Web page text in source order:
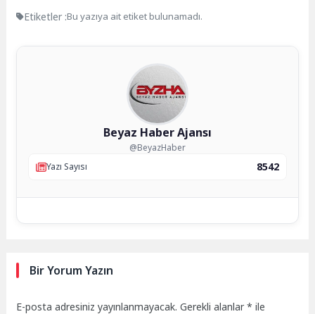
Etiketler :Bu yazıya ait etiket bulunamadı.
Beyaz Haber Ajansı
@BeyazHaber
Yazı Sayısı
8542
Bir Yorum Yazın
E-posta adresiniz yayınlanmayacak. Gerekli alanlar* ile